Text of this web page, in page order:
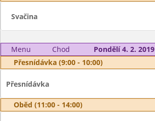
Svačina
Menu Chod
Pondělí 4. 2. 2019
Přesnídávka (9:00 - 10:00)
Přesnídávka
Oběd (11:00 - 14:00)